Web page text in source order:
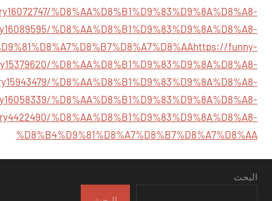
%D8%AA%D8%B1%D9%83%D9%8A%D8%A8-
%D8%AA%D8%B1%D9%83%D9%8A%D8%A8-
https://funny-
%D8%AA%D8%B1%D9%83%D9%8A%D8%A8-
%D8%AA%D8%B1%D9%83%D9%8A%D8%A8-
%D8%AA%D8%B1%D9%83%D9%8A%D8%A8-
%D8%AA%D8%B1%D9%83%D9%8A%D8%A8-
%D8%B4%D9%81%D8%A7%D8%B7%D8%A7%D8%AA
البحث